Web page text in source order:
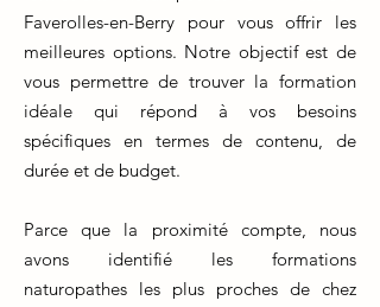
Faverolles-en-Berry pour vous offrir les
meilleures options. Notre objectif est de
vous permettre de trouver la formation
idéale qui répond à vos besoins
spécifiques en termes de contenu, de
durée et de budget.
Parce que la proximité compte, nous
avons identifié les formations
naturopathes les plus proches de chez